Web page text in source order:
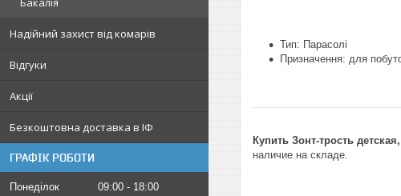
Надійний захист від комарів
Відгуки
Акції
Безкоштовна доставка в ІФ
ГРАФІК РОБОТИ
Понеділок 09:00
18:00
Тип: Парасолі
Призначення: для
Купить Зонт-трость
наличие на складе.